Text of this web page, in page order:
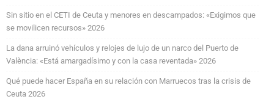
Sin sitio en el CETI de Ceuta y menores en descampados: «Exigimos que
se movilicen recursos» 2026
La dana arruinó vehículos y relojes de lujo de un narco del Puerto de
València: «Está amargadísimo y con la casa reventada» 2026
Qué puede hacer España en su relación con Marruecos tras la crisis de
Ceuta 2026